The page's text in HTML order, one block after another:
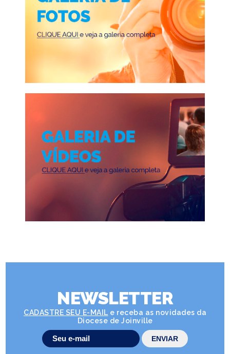
NEWSLETTER
CADASTRE SEU E-MAIL e receba as novidades da
Diocese de Joinville